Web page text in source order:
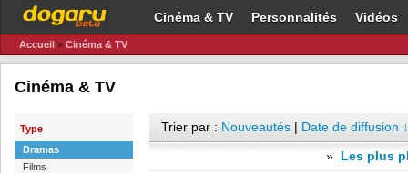
Cinéma & TV Personnalités Vidéos
Accueil » Cinéma & TV
Cinéma & TV
Type
Dramas
Films
Trier par : Nouveautés | Date de diffusion ↓
» Les plus